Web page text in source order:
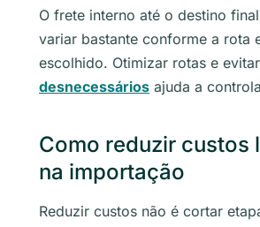
O frete interno até o destino
variar bastante conforme a rota
escolhido. Otimizar rotas e evitar
desnecessários ajuda a
Como reduzir custos
na importação
Reduzir custos não é cortar